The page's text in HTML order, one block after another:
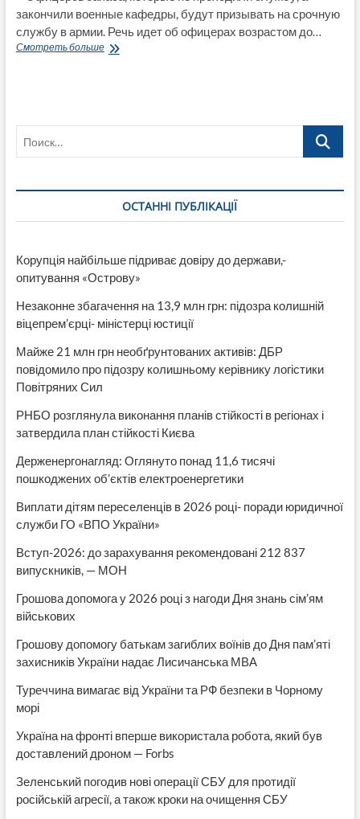
закончили военные кафедры, будут призывать на срочную
службу в армии. Речь идет об офицерах возрастом до…
Смотреть большеВ
кафедры
Поиск…
ОСТАННІ ПУБЛІКАЦІЇ
Корупція найбільше підриває довіру до держави,-
опитування «Острову»
Незаконне збагачення на 13,9 млн грн: підозра колишній
віцепрем’єрці- міністерці юстиції
Майже 21 млн грн необґрунтованих активів: ДБР
повідомило про підозру колишньому керівнику логістики
Повітряних Сил
РНБО розглянула виконання планів стійкості в регіонах і
затвердила план стійкості Києва
Держенергонагляд: Оглянуто понад 11,6 тисячі
пошкоджених об’єктів електроенергетики
Виплати дітям переселенців в 2026 році- поради юридичної
служби ГО «ВПО України»
Вступ-2026: до зарахування рекомендовані 212 837
випускників, — МОН
Грошова допомога у 2026 році з нагоди Дня знань сім’ям
військових
Грошову допомогу батькам загиблих воїнів до Дня пам’яті
захисників України надає Лисичанська МВА
Туреччина вимагає від України та РФ безпеки в Чорному
морі
Україна на фронті вперше використала робота, який був
доставлений дроном — Forbs
Зеленський погодив нові операції СБУ для протидії
російській агресії, а також кроки на очищення СБУ